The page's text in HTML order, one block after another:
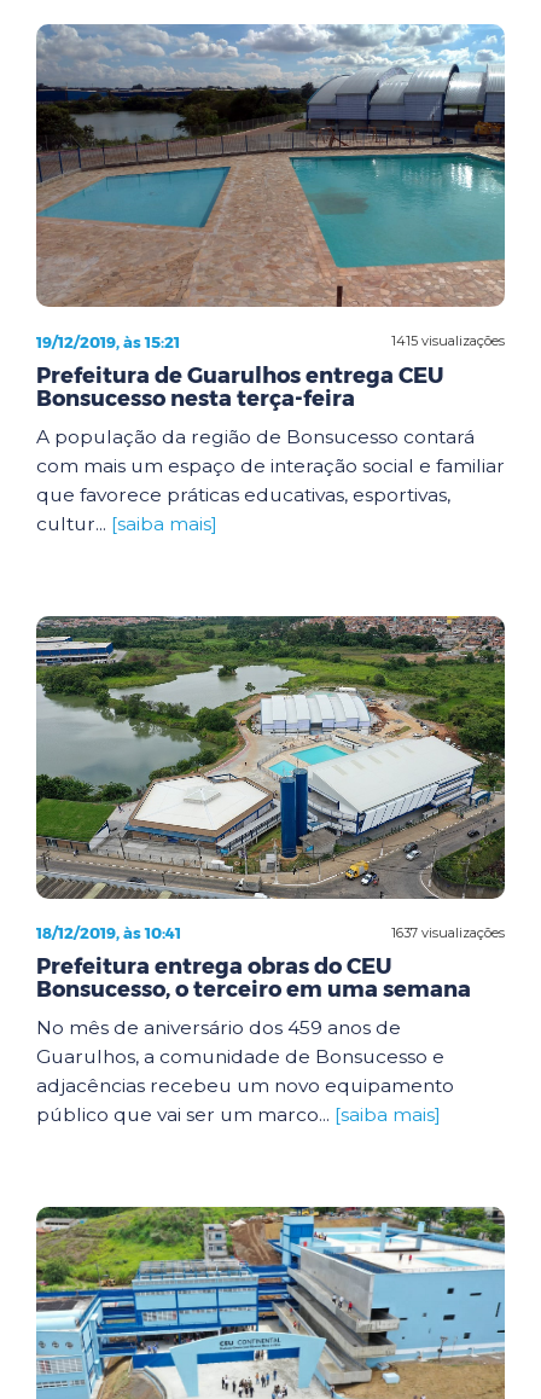
1415 visualizações
19/12/2019, às 15:21
Prefeitura de Guarulhos entrega CEU
Bonsucesso nesta terça-feira
A população da região de Bonsucesso contará
com mais um espaço de interação social e familiar
que favorece práticas educativas, esportivas,
cultur... [saiba mais]
1637 visualizações
18/12/2019, às 10:41
Prefeitura entrega obras do CEU
Bonsucesso, o terceiro em uma semana
No mês de aniversário dos 459 anos de
Guarulhos, a comunidade de Bonsucesso e
adjacências recebeu um novo equipamento
público que vai ser um marco... [saiba mais]